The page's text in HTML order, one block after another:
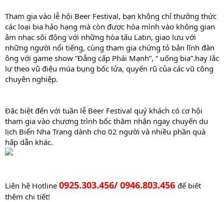
Tham gia vào lễ hội Beer Festival, bạn không chỉ thưởng thức
các loại bia hảo hạng mà còn được hòa mình vào không gian
âm nhạc sôi động với những hòa tấu Latin, giao lưu với
những người nổi tiếng, cùng tham gia chứng tỏ bản lĩnh đàn
ông với game show “Đẳng cấp Phái Mạnh”, “ uống bia”.hay lắc
lư theo vũ điệu múa bụng bốc lửa, quyến rũ của các vũ công
chuyên nghiệp.
Đặc biệt đến với tuần lễ Beer Festival quý khách có cơ hội
tham gia vào chương trình bốc thăm nhận ngay chuyến du
lịch Biển Nha Trang dành cho 02 người và nhiều phần quà
hấp dẫn khác.
Liên hệ Hotline 0925.303.456/ 0946.803.456 để biết
thêm chi tiết!